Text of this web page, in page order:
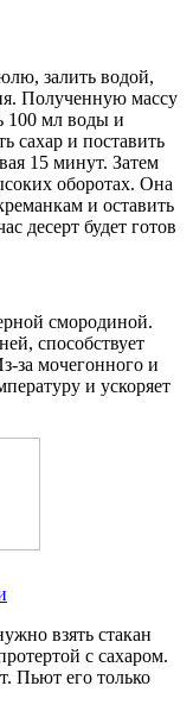
залить водой,
Полученную массу
100 мл воды и
сахар и поставить
15 минут. Затем
оборотах. Она
и оставить
десерт будет готов
смородиной.
способствует
за мочегонного и
и ускоряет
взять стакан
с сахаром.
Пьют его только